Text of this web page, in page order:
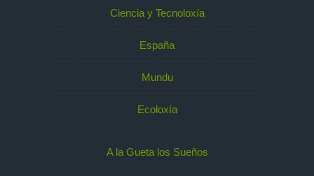
Ciencia y Tecnoloxía
España
Mundu
Ecoloxía
A la Gueta los Sueños